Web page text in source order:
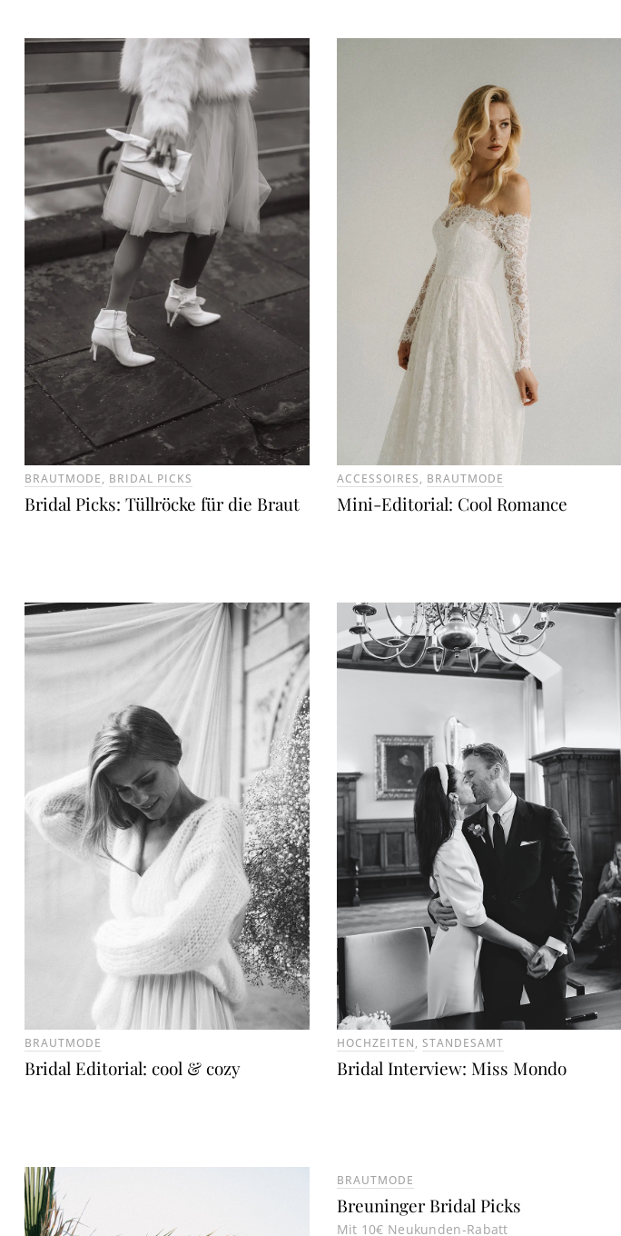
BRAUTMODE, BRIDAL PICKS
Bridal Picks: Tüllröcke für die Braut
ACCESSOIRES, BRAUTMODE
Mini-Editorial: Cool Romance
BRAUTMODE
Bridal Editorial: cool & cozy
HOCHZEITEN, STANDESAMT
Bridal Interview: Miss Mondo
BRAUTMODE
Breuninger Bridal Picks
Mit 10€ Neukunden-Rabatt